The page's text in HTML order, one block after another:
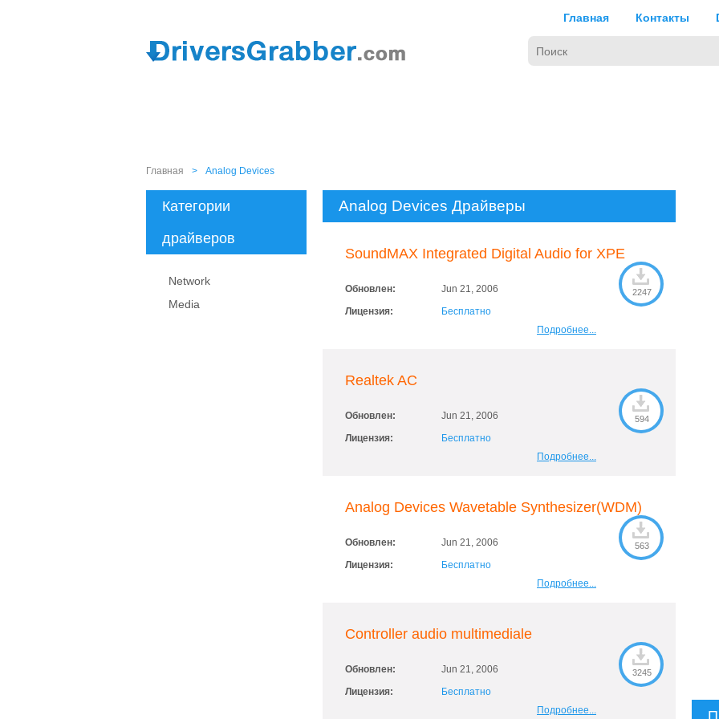
Главная Контакты
Главная > Analog Devices
Категории
драйверов
Network
Media
Analog Devices Драйверы
SoundMAX Integrated Digital Audio for XPE
Обновлен:
Jun 21, 2006
Лицензия:
Бесплатно
2247
Подробнее...
Realtek AC
Обновлен:
Jun 21, 2006
Лицензия:
Бесплатно
594
Подробнее...
Analog Devices Wavetable Synthesizer(WDM)
Обновлен:
Jun 21, 2006
Лицензия:
Бесплатно
563
Подробнее...
Controller audio multimediale
Обновлен:
Jun 21, 2006
Лицензия:
Бесплатно
3245
Подробнее...